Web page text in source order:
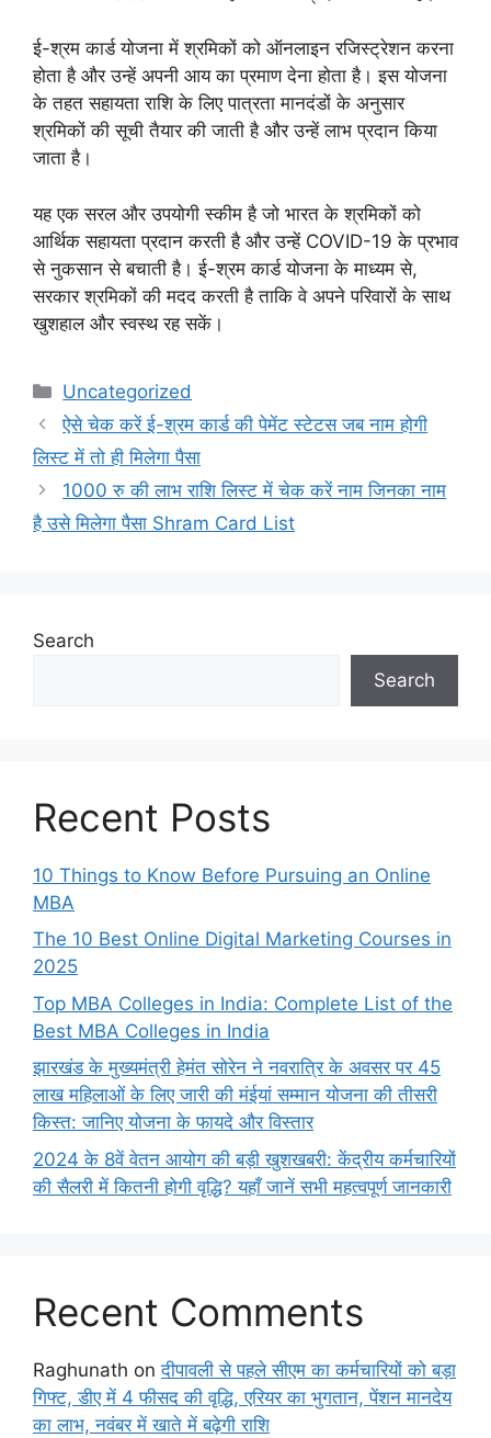
ई-श्रम कार्ड योजना में श्रमिकों को ऑनलाइन रजिस्ट्रेशन करना
होता है और उन्हें अपनी आय का प्रमाण देना होता है। इस योजना
के तहत सहायता राशि के लिए पात्रता मानदंडों के अनुसार
श्रमिकों की सूची तैयार की जाती है और उन्हें लाभ प्रदान किया
जाता है।
यह एक सरल और उपयोगी स्कीम है जो भारत के श्रमिकों को
आर्थिक सहायता प्रदान करती है और उन्हें COVID-19 के प्रभाव
से नुकसान से बचाती है। ई-श्रम कार्ड योजना के माध्यम से,
सरकार श्रमिकों की मदद करती है ताकि वे अपने परिवारों के साथ
खुशहाल और स्वस्थ रह सकें।
Categories
Uncategorized
ऐसे चेक करें ई-श्रम कार्ड की पेमेंट स्टेटस जब नाम होगी
लिस्ट में तो ही मिलेगा पैसा
1000 रु की लाभ राशि लिस्ट में चेक करें नाम जिनका नाम
है उसे मिलेगा पैसा Shram Card List
Search
Search
Recent Posts
10 Things to Know Before Pursuing an Online
MBA
The 10 Best Online Digital Marketing Courses in
2025
Top MBA Colleges in India: Complete List of the
Best MBA Colleges in India
झारखंड के मुख्यमंत्री हेमंत सोरेन ने नवरात्रि के अवसर पर 45
लाख महिलाओं के लिए जारी की मंईयां सम्मान योजना की तीसरी
किस्त: जानिए योजना के फायदे और विस्तार
2024 के 8वें वेतन आयोग की बड़ी खुशखबरी: केंद्रीय कर्मचारियों
की सैलरी में कितनी होगी वृद्धि? यहाँ जानें सभी महत्वपूर्ण जानकारी
Recent Comments
Raghunath onदीपावली से पहले सीएम का कर्मचारियों को बड़ा
गिफ्ट, डीए में 4 फीसद की वृद्धि, एरियर का भुगतान, पेंशन मानदेय
का लाभ, नवंबर में खाते में बढ़ेगी राशि